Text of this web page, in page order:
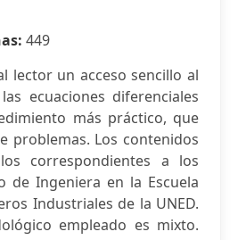
449
lector un acceso sencillo al
ecuaciones diferenciales
más práctico, que
problemas. Los contenidos
correspondientes a los
de Ingeniera en la Escuela
Industriales de la UNED.
empleado es mixto.